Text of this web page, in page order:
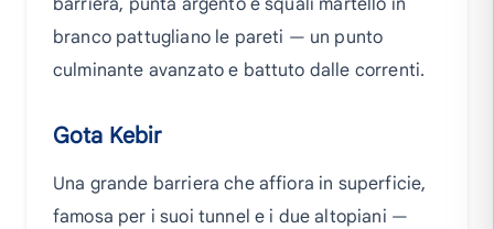
barriera, punta argento e squali martello in
branco pattugliano le pareti — un punto
culminante avanzato e battuto dalle correnti.
Gota Kebir
Una grande barriera che affiora in superficie,
famosa per i suoi tunnel e i due altopiani —